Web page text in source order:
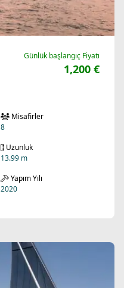
Günlük başlangıç Fiyatı
1,200 €
Misafirler
8
Uzunluk
13.99 m
Yapım Yılı
2020